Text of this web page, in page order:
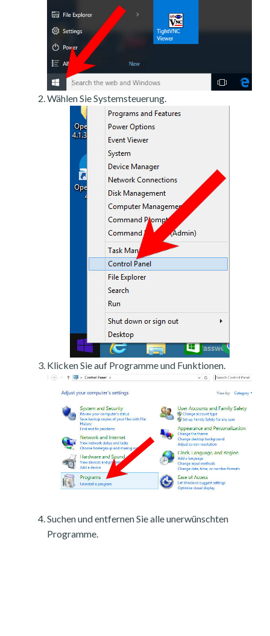
Wählen Sie Systemsteuerung.
Klicken Sie auf Programme und Funktionen.
Suchen und entfernen Sie alle unerwünschten
Programme.